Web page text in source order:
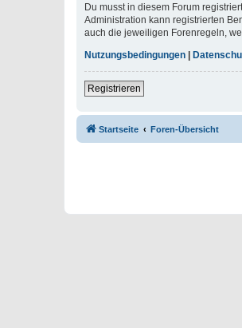
Du musst in diesem Forum
Administration kann registrierten
auch die jeweiligen Forenregeln,
Nutzungsbedingungen |
Registrieren
Startseite Foren-Übersicht